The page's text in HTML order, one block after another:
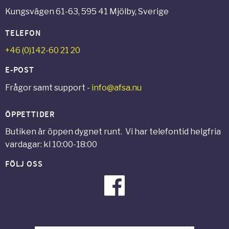
Kungsvägen 61-63, 595 41 Mjölby, Sverige
TELEFON
+46 (0)142-60 21 20
E-POST
Frågor samt support - info@afsa.nu
ÖPPETTIDER
Butiken är öppen dygnet runt. Vi har telefontid helgfria
vardagar: kl 10:00-18:00
FÖLJ OSS